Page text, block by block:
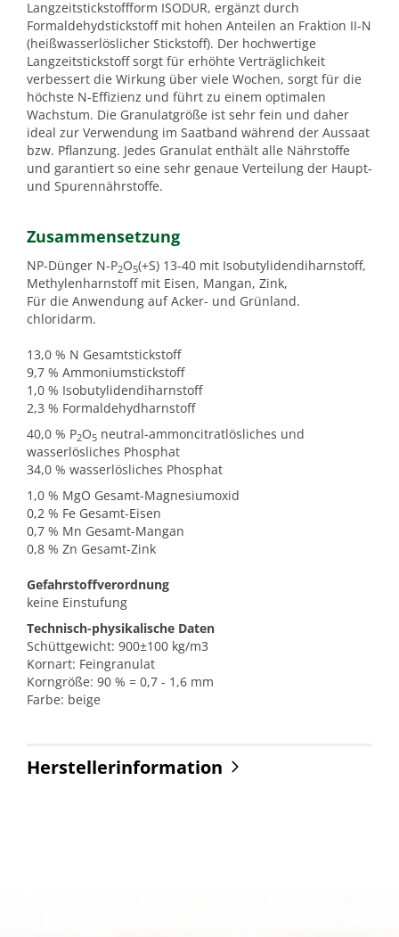
Langzeitstickstoffform ISODUR, ergänzt durch
Formaldehydstickstoff mit hohen Anteilen an Fraktion II-N
(heißwasserlöslicher Stickstoff). Der hochwertige
Langzeitstickstoff sorgt für erhöhte Verträglichkeit
verbessert die Wirkung über viele Wochen, sorgt für die
höchste N-Effizienz und führt zu einem optimalen
Wachstum. Die Granulatgröße ist sehr fein und daher
ideal zur Verwendung im Saatband während der Aussaat
bzw. Pflanzung. Jedes Granulat enthält alle Nährstoffe
und garantiert so eine sehr genaue Verteilung der Haupt-
und Spurennährstoffe.
Zusammensetzung
NP-Dünger N-P2O5(+S) 13-40 mit Isobutylidendiharnstoff,
Methylenharnstoff mit Eisen, Mangan, Zink,
Für die Anwendung auf Acker- und Grünland.
chloridarm.
13,0 % N Gesamtstickstoff
9,7 % Ammoniumstickstoff
1,0 % Isobutylidendiharnstoff
2,3 % Formaldehydharnstoff
40,0 % P2O5 neutral-ammoncitratlösliches und
wasserlösliches Phosphat
34,0 % wasserlösliches Phosphat
1,0 % MgO Gesamt-Magnesiumoxid
0,2 % Fe Gesamt-Eisen
0,7 % Mn Gesamt-Mangan
0,8 % Zn Gesamt-Zink
Gefahrstoffverordnung
keine Einstufung
Technisch-physikalische Daten
Schüttgewicht: 900±100 kg/m3
Kornart: Feingranulat
Korngröße: 90 % = 0,7 - 1,6 mm
Farbe: beige
Herstellerinformation